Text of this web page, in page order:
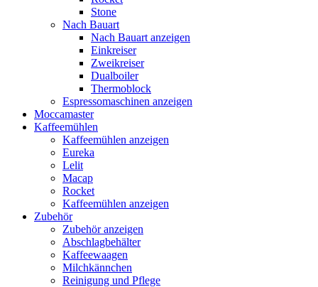
Stone
Nach Bauart
Nach Bauart anzeigen
Einkreiser
Zweikreiser
Dualboiler
Thermoblock
Espressomaschinen anzeigen
Moccamaster
Kaffeemühlen
Kaffeemühlen anzeigen
Eureka
Lelit
Macap
Rocket
Kaffeemühlen anzeigen
Zubehör
Zubehör anzeigen
Abschlagbehälter
Kaffeewaagen
Milchkännchen
Reinigung und Pflege